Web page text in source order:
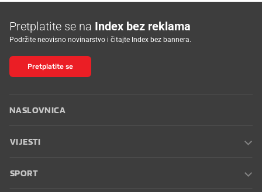
Pretplatite se na Index bez reklama
Podržite neovisno novinarstvo i čitajte Index bez bannera.
Pretplatite se
NASLOVNICA
VIJESTI
SPORT